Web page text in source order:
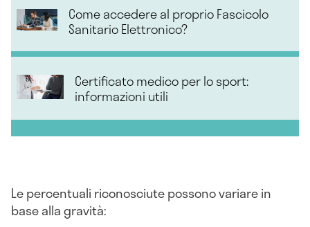
Come accedere al proprio Fascicolo
Sanitario Elettronico?
Certificato medico per lo sport:
informazioni utili
Le percentuali riconosciute possono variare in
base alla gravità: